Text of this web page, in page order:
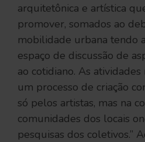
arquitetônica e artística
promover, somados ao
mobilidade urbana tendo
espaço de discussão de
ao cotidiano. As
um processo de criação
só pelos artistas, mas na
comunidades dos locais
pesquisas dos coletivos.”